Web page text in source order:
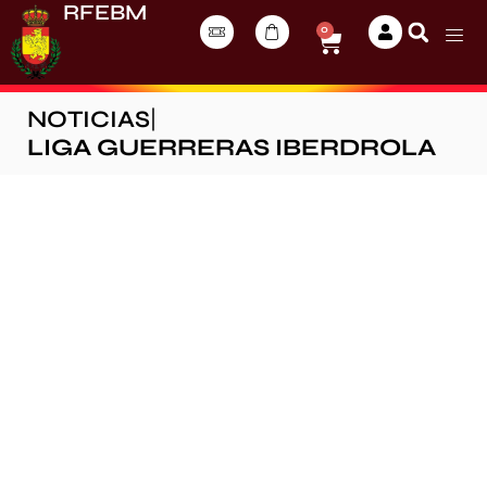
RFEBM
0
NOTICIAS
LIGA GUERRERAS IBERDROLA